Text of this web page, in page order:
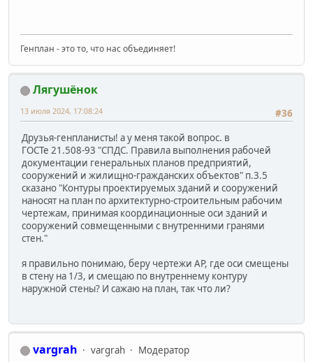
Генплан - это то, что нас объединяет!
Лягушёнок
#36
13 июля 2024, 17:08:24
Друзья-генпланисты! а у меня такой вопрос. в
ГОСТе 21.508-93 "СПДС. Правила выполнения рабочей
документации генеральных планов предприятий,
сооружений и жилищно-гражданских объектов" п.3.5
сказано "Контуры проектируемых зданий и сооружений
наносят на план по архитектурно-строительным рабочим
чертежам, принимая координационные оси зданий и
сооружений совмещенными с внутренними гранями
стен."
я правильно понимаю, беру чертежи АР, где оси смещены
в стену на 1/3, и смещаю по внутреннему контуру
наружной стены? И сажаю на план, так что ли?
vargrah vargrah
Модератор